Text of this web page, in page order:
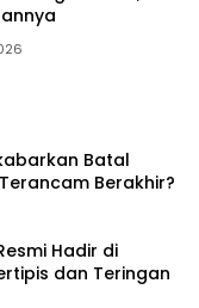
Batal
Berakhir?
Hadir di
dan Teringan